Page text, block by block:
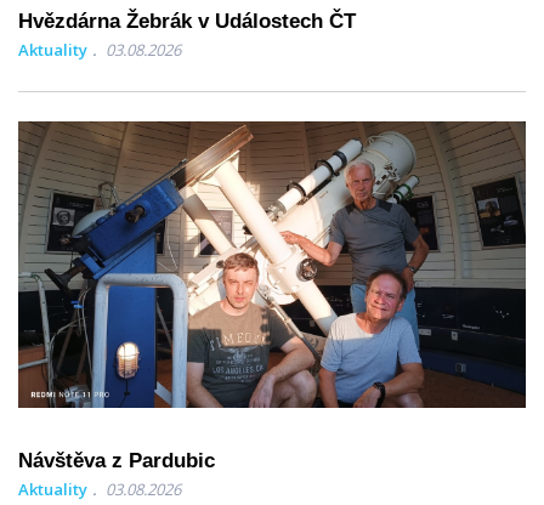
Hvězdárna Žebrák v Událostech ČT
Aktuality 03.08.2026
Návštěva z Pardubic
Aktuality 03.08.2026